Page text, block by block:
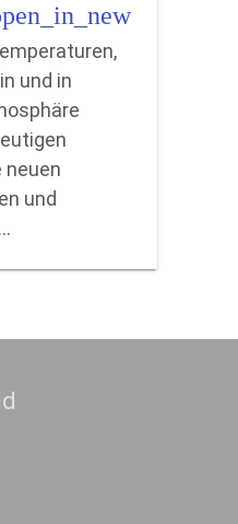
und in
neuen
und